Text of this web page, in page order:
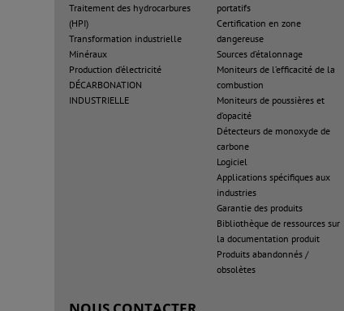
Traitement des hydrocarbures
(HPI)
Transformation industrielle
Minéraux
Production d’électricité
DÉCARBONATION
INDUSTRIELLE
portatifs
Certification en zone
dangereuse
Sources d’étalonnage
Moniteurs de l’efficacité de la
combustion
Moniteurs de poussières et
d’opacité
Détecteurs de monoxyde de
carbone
Logiciel
Applications spécifiques aux
industries
Garantie des produits
Bibliothèque de ressources sur
la documentation produit
Produits abandonnés /
obsolètes